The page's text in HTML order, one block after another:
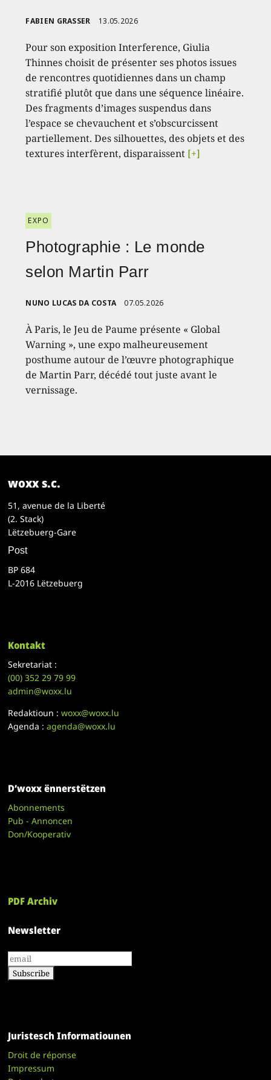
FABIEN GRASSER 13.05.2026
Pour son exposition Interference, Giulia
Thinnes choisit de présenter ses photos issues
de rencontres quotidiennes dans un champ
stratifié plutôt que dans une séquence linéaire.
Des fragments d’images suspendus dans
l’espace se chevauchent et s’obscurcissent
partiellement. Des silhouettes, des objets et des
textures interfèrent, disparaissent [+]
EXPO
Photographie : Le monde
selon Martin Parr
NUNO LUCAS DA COSTA 07.05.2026
À Paris, le Jeu de Paume présente « Global
Warning », une expo malheureusement
posthume autour de l’œuvre photographique
de Martin Parr, décédé tout juste avant le
vernissage.
woxx s.c.
51, avenue de la Liberté
(2. Stack)
Lëtzebuerg-Gare
Post
BP 684
L-2016 Lëtzebuerg
Kontakt
Sekretariat :
(00)352 29 79 99
admin@woxx.lu
Redaktioun :woxx@woxx.lu
Agenda :agenda@woxx.lu
D’woxx ënnerstëtzen
Abonnements
Pub - Annoncen
Don/Kooperativ
PDF Archiv
Newsletter
Juristesch Informatiounen
Droit de réponse
Impressum